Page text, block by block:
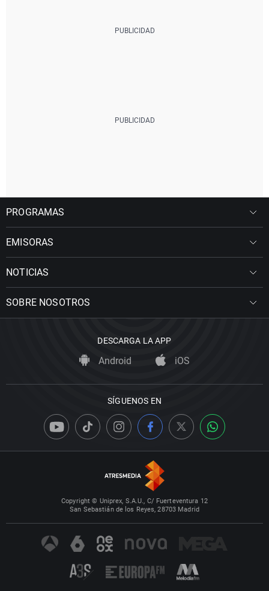
PROGRAMAS
EMISORAS
NOTICIAS
SOBRE NOSOTROS
DESCARGA LA APP
Android iOS
SÍGUENOS EN
Copyright © Uniprex, S.A.U., C/ Fuerteventura 12
San Sebastián de los Reyes, 28703 Madrid